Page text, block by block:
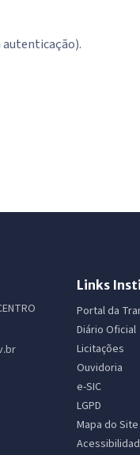
autenticação).
Links
Portal da
Diário Oficial
Licitações
Ouvidoria
e-SIC
LGPD
Mapa do Site